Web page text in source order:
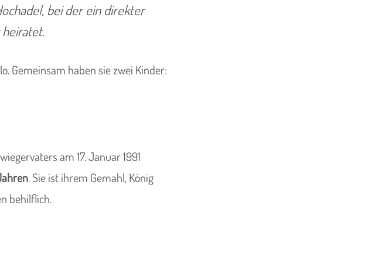
bei der ein direkter
Gemeinsam haben sie zwei Kinder:
am 17. Januar 1991
. Sie ist ihrem Gemahl, König
behilflich.